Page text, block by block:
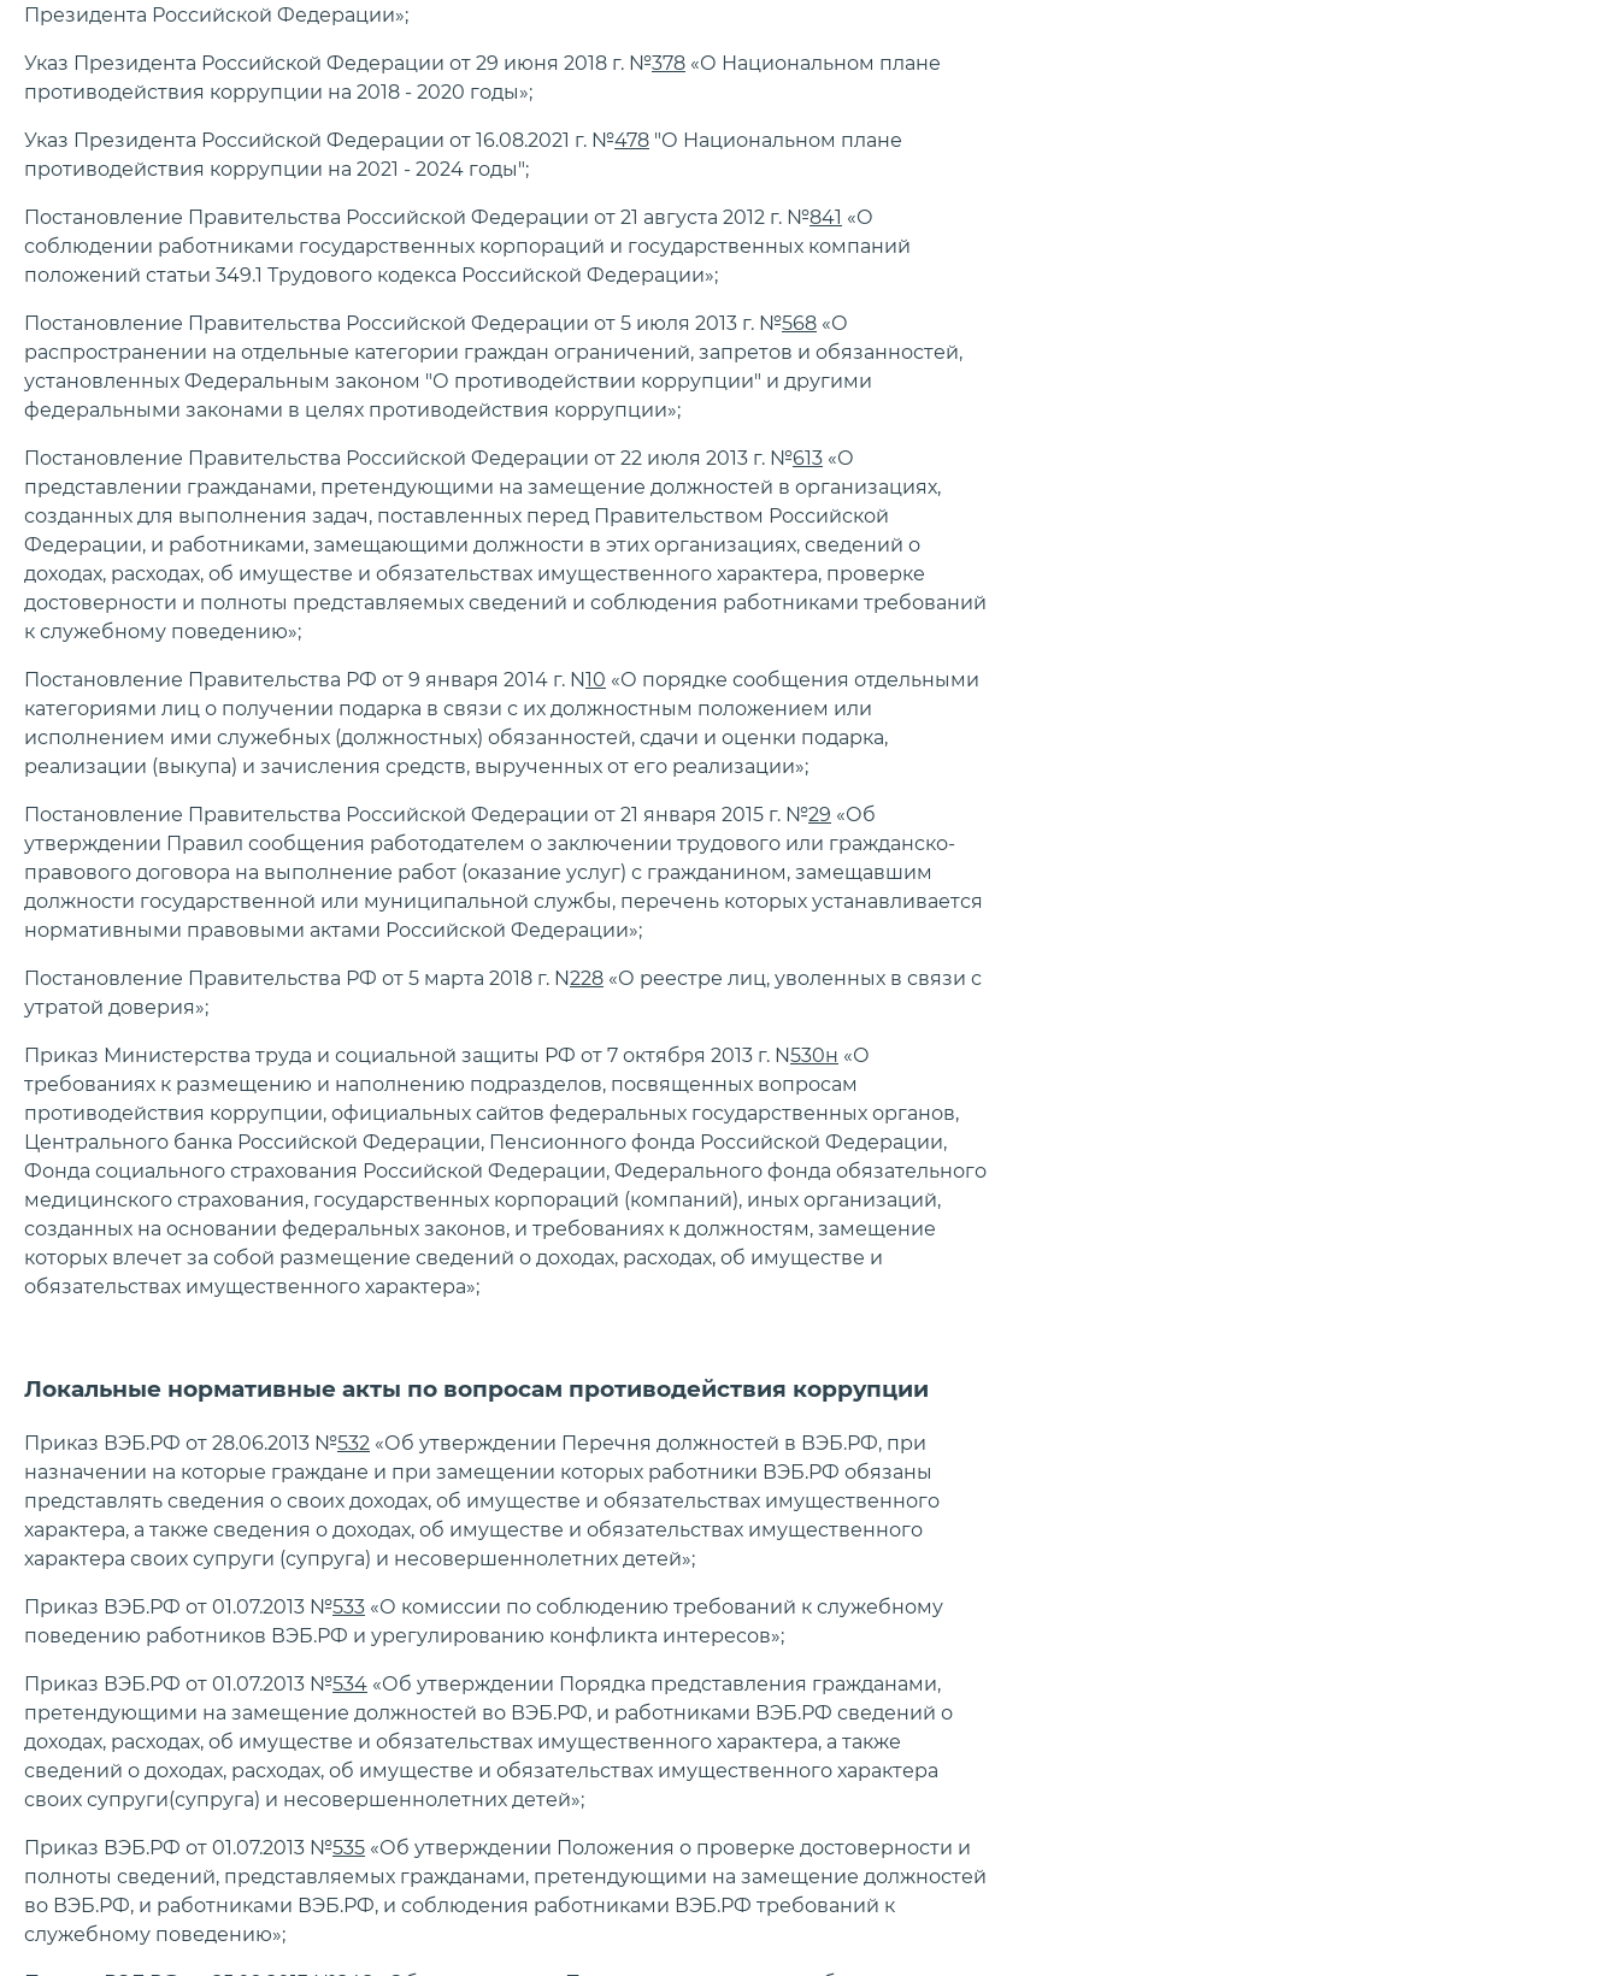
Президента Российской Федерации»;
Указ Президента Российской Федерации от 29 июня 2018 г. №378 «О Национальном плане
противодействия коррупции на 2018 - 2020 годы»;
Указ Президента Российской Федерации от 16.08.2021 г. №478 "О Национальном плане
противодействия коррупции на 2021 - 2024 годы";
Постановление Правительства Российской Федерации от 21 августа 2012 г. №841 «О
соблюдении работниками государственных корпораций и государственных компаний
положений статьи 349.1 Трудового кодекса Российской Федерации»;
Постановление Правительства Российской Федерации от 5 июля 2013 г. №568 «О
распространении на отдельные категории граждан ограничений, запретов и обязанностей,
установленных Федеральным законом "О противодействии коррупции" и другими
федеральными законами в целях противодействия коррупции»;
Постановление Правительства Российской Федерации от 22 июля 2013 г. №613 «О
представлении гражданами, претендующими на замещение должностей в организациях,
созданных для выполнения задач, поставленных перед Правительством Российской
Федерации, и работниками, замещающими должности в этих организациях, сведений о
доходах, расходах, об имуществе и обязательствах имущественного характера, проверке
достоверности и полноты представляемых сведений и соблюдения работниками требований
к служебному поведению»;
Постановление Правительства РФ от 9 января 2014 г. N10 «О порядке сообщения отдельными
категориями лиц о получении подарка в связи с их должностным положением или
исполнением ими служебных (должностных) обязанностей, сдачи и оценки подарка,
реализации (выкупа) и зачисления средств, вырученных от его реализации»;
Постановление Правительства Российской Федерации от 21 января 2015 г. №29 «Об
утверждении Правил сообщения работодателем о заключении трудового или гражданско-
правового договора на выполнение работ (оказание услуг) с гражданином, замещавшим
должности государственной или муниципальной службы, перечень которых устанавливается
нормативными правовыми актами Российской Федерации»;
Постановление Правительства РФ от 5 марта 2018 г. N228 «О реестре лиц, уволенных в связи с
утратой доверия»;
Приказ Министерства труда и социальной защиты РФ от 7 октября 2013 г. N530н «О
требованиях к размещению и наполнению подразделов, посвященных вопросам
противодействия коррупции, официальных сайтов федеральных государственных органов,
Центрального банка Российской Федерации, Пенсионного фонда Российской Федерации,
Фонда социального страхования Российской Федерации, Федерального фонда обязательного
медицинского страхования, государственных корпораций (компаний), иных организаций,
созданных на основании федеральных законов, и требованиях к должностям, замещение
которых влечет за собой размещение сведений о доходах, расходах, об имуществе и
обязательствах имущественного характера»;
Локальные нормативные акты по вопросам противодействия коррупции
Приказ ВЭБ.РФ от 28.06.2013 №532 «Об утверждении Перечня должностей в ВЭБ.РФ, при
назначении на которые граждане и при замещении которых работники ВЭБ.РФ обязаны
представлять сведения о своих доходах, об имуществе и обязательствах имущественного
характера, а также сведения о доходах, об имуществе и обязательствах имущественного
характера своих супруги (супруга) и несовершеннолетних детей»;
Приказ ВЭБ.РФ от 01.07.2013 №533 «О комиссии по соблюдению требований к служебному
поведению работников ВЭБ.РФ и урегулированию конфликта интересов»;
Приказ ВЭБ.РФ от 01.07.2013 №534 «Об утверждении Порядка представления гражданами,
претендующими на замещение должностей во ВЭБ.РФ, и работниками ВЭБ.РФ сведений о
доходах, расходах, об имуществе и обязательствах имущественного характера, а также
сведений о доходах, расходах, об имуществе и обязательствах имущественного характера
своих супруги(супруга) и несовершеннолетних детей»;
Приказ ВЭБ.РФ от 01.07.2013 №535 «Об утверждении Положения о проверке достоверности и
полноты сведений, представляемых гражданами, претендующими на замещение должностей
во ВЭБ.РФ, и работниками ВЭБ.РФ, и соблюдения работниками ВЭБ.РФ требований к
служебному поведению»;